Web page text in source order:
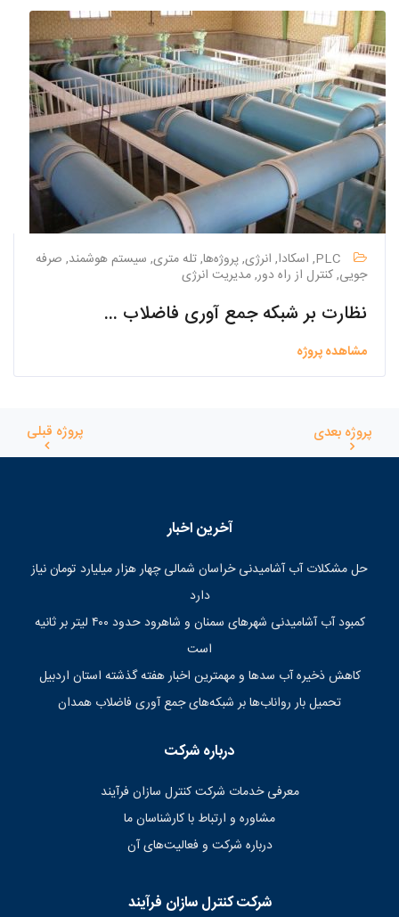
PLC, اسکادا, انرژی, پروژه‌ها, تله متری, سیستم هوشمند, صرفه
جویی, کنترل از راه دور, مدیریت انرژی
نظارت بر شبکه جمع آوری فاضلاب شهرک صنعتی جی ۲
مشاهده پروژه
پروژه قبلی پروژه بعدی
آخرین اخبار
حل مشکلات آب آشامیدنی خراسان شمالی چهار هزار میلیارد تومان نیاز
دارد
کمبود آب آشامیدنی شهرهای سمنان و شاهرود حدود ۴۰۰ لیتر بر ثانیه
است
کاهش ذخیره آب سدها و مهمترین اخبار هفته گذشته استان اردبیل
تحمیل بار رواناب‌ها بر شبکه‌های جمع آوری فاضلاب همدان
درباره شرکت
معرفی خدمات شرکت کنترل سازان فرآیند
مشاوره و ارتباط با کارشناسان ما
درباره شرکت و فعالیت‌های آن
شرکت کنترل سازان فرآیند